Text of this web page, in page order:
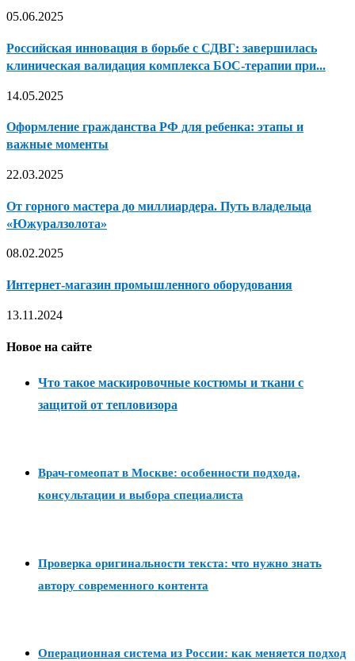
05.06.2025
Российская инновация в борьбе с СДВГ: завершилась
клиническая валидация комплекса БОС-терапии при...
14.05.2025
Оформление гражданства РФ для ребенка: этапы и
важные моменты
22.03.2025
От горного мастера до миллиардера. Путь владельца
«Южуралзолота»
08.02.2025
Интернет-магазин промышленного оборудования
13.11.2024
Новое на сайте
Что такое маскировочные костюмы и ткани с
защитой от тепловизора
Врач-гомеопат в Москве: особенности подхода,
консультации и выбора специалиста
Проверка оригинальности текста: что нужно знать
автору современного контента
Операционная система из России: как меняется подход